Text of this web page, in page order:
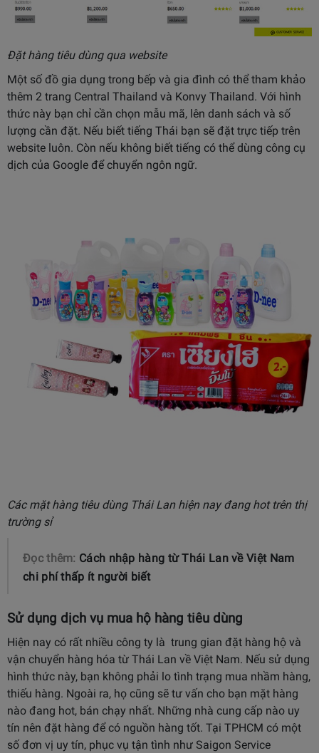
Đặt hàng tiêu dùng qua website
Một số đồ gia dụng trong bếp và gia đình có thể tham khảo
thêm 2 trang Central Thailand và Konvy Thailand. Với hình
thức này bạn chỉ cần chọn mẫu mã, lên danh sách và số
lượng cần đặt. Nếu biết tiếng Thái bạn sẽ đặt trực tiếp trên
website luôn. Còn nếu không biết tiếng có thể dùng công cụ
dịch của Google để chuyển ngôn ngữ.
Các mặt hàng tiêu dùng Thái Lan hiện nay đang hot trên thị
trường sỉ
Đọc thêm: Cách nhập hàng từ Thái Lan về Việt Nam
chi phí thấp ít người biết
Sử dụng dịch vụ mua hộ hàng tiêu dùng
Hiện nay có rất nhiều công ty là trung gian đặt hàng hộ và
vận chuyển hàng hóa từ Thái Lan về Việt Nam. Nếu sử dụng
hình thức này, bạn không phải lo tình trạng mua nhầm hàng,
thiếu hàng. Ngoài ra, họ cũng sẽ tư vấn cho bạn mặt hàng
nào đang hot, bán chạy nhất. Những nhà cung cấp nào uy
tín nên đặt hàng để có nguồn hàng tốt. Tại TPHCM có một
số đơn vị uy tín, phục vụ tận tình như Saigon Service